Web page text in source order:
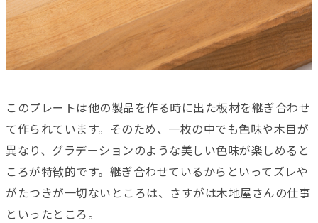
このプレートは他の製品を作る時に出た板材を継ぎ合わせ
て作られています。そのため、一枚の中でも色味や木目が
異なり、グラデーションのような美しい色味が楽しめると
ころが特徴的です。継ぎ合わせているからといってズレや
がたつきが一切ないところは、さすがは木地屋さんの仕事
といったところ。